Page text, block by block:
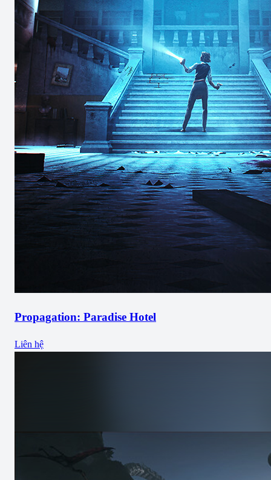
Propagation: Paradise Hotel
Liên hệ